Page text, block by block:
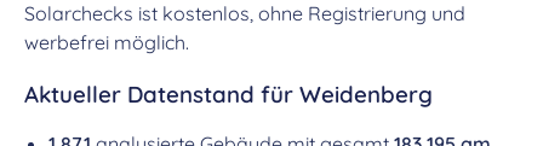
Solarchecks ist kostenlos, ohne Registrierung und
werbefrei möglich.
Aktueller Datenstand für Weidenberg